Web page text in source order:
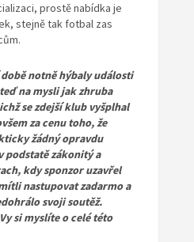
prostě nabídka je
stejně tak fotbal zas
notně hýbaly události
na mysli jak zhruba
se zdejší klub vyšplhal
za cenu toho, že
žádný opravdu
podstatě zákonitý a
kdy sponzor uzavřel
nastupovat zadarmo a
svoji soutěž.
si myslíte o celé této